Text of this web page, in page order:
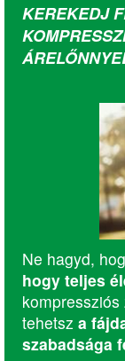
KEREKEDJ
Ne hagyd,
hogy teljes
tehetsz a
szabadsága